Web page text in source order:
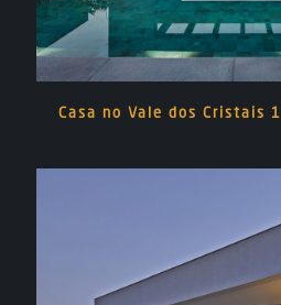
Casa no Vale dos Cristais 1